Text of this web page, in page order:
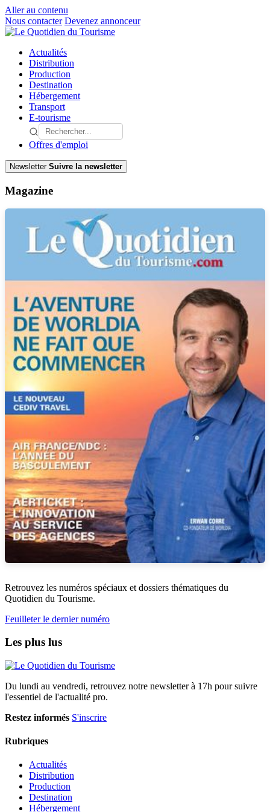
Aller au contenu
Nous contacter Devenez annonceur
Actualités
Distribution
Production
Destination
Hébergement
Transport
E-tourisme
Offres d'emploi
Newsletter Suivre la newsletter
Magazine
Retrouvez les numéros spéciaux et dossiers thématiques du
Quotidien du Tourisme.
Feuilleter le dernier numéro
Les plus lus
Du lundi au vendredi, retrouvez notre newsletter à 17h pour suivre
l'essentiel de l'actualité pro.
Restez informés S'inscrire
Rubriques
Actualités
Distribution
Production
Destination
Hébergement